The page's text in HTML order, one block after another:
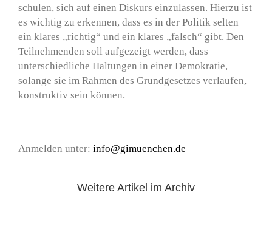
schulen, sich auf einen Diskurs einzulassen. Hierzu ist
es wichtig zu erkennen, dass es in der Politik selten
ein klares „richtig“ und ein klares „falsch“ gibt. Den
Teilnehmenden soll aufgezeigt werden, dass
unterschiedliche Haltungen in einer Demokratie,
solange sie im Rahmen des Grundgesetzes verlaufen,
konstruktiv sein können.
Anmelden unter: info@gimuenchen.de
Weitere Artikel im Archiv